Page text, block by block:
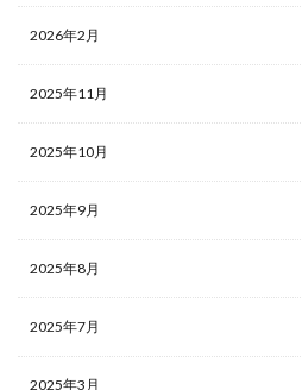
2026年2月
2025年11月
2025年10月
2025年9月
2025年8月
2025年7月
2025年3月